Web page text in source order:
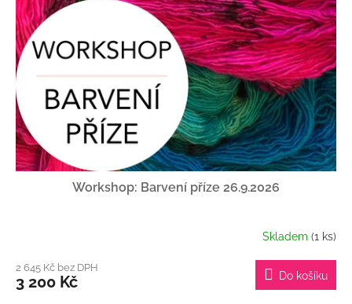
Workshop: Barvení příze 26.9.2026
Skladem (1 ks)
2 645 Kč bez DPH
3 200 Kč Do košíku